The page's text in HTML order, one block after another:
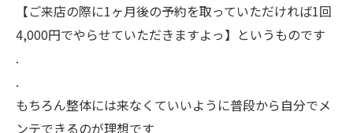
【ご来店の際に1ヶ月後の予約を取っていただければ1回
4,000円でやらせていただきますよっ】というものです
.
.
もちろん整体には来なくていいように普段から自分でメ
ンテできるのが理想です